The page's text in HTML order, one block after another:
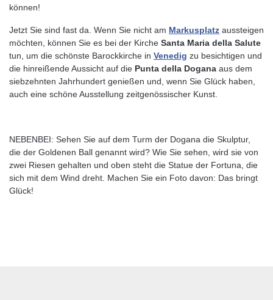
können!
Jetzt Sie sind fast da. Wenn Sie nicht am Markusplatz aussteigen
möchten, können Sie es bei der Kirche Santa Maria della Salute
tun, um die schönste Barockkirche in Venedig zu besichtigen und
die hinreißende Aussicht auf die Punta della Dogana aus dem
siebzehnten Jahrhundert genießen und, wenn Sie Glück haben,
auch eine schöne Ausstellung zeitgenössischer Kunst.
NEBENBEI: Sehen Sie auf dem Turm der Dogana die Skulptur,
die der Goldenen Ball genannt wird? Wie Sie sehen, wird sie von
zwei Riesen gehalten und oben steht die Statue der Fortuna, die
sich mit dem Wind dreht. Machen Sie ein Foto davon: Das bringt
Glück!